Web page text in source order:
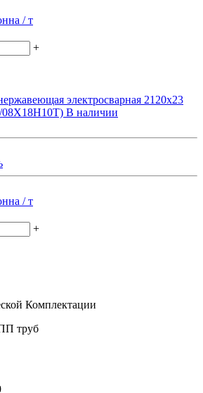
/ т
+
электросварная 2120х23
08Х18Н10Т) В наличии
/ т
+
Комплектации
труб